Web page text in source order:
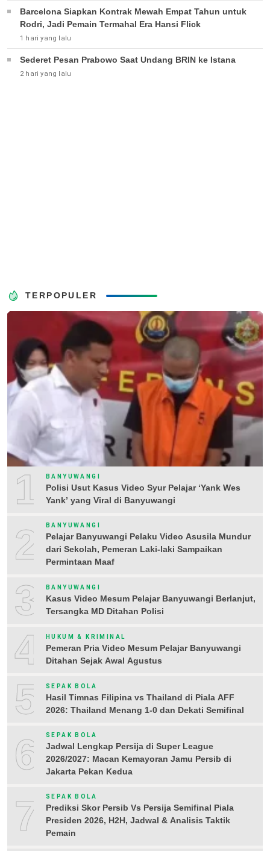
Barcelona Siapkan Kontrak Mewah Empat Tahun untuk
Rodri, Jadi Pemain Termahal Era Hansi Flick
1 hari yang lalu
Sederet Pesan Prabowo Saat Undang BRIN ke Istana
2 hari yang lalu
TERPOPULER
1 BANYUWANGI
Polisi Usut Kasus Video Syur Pelajar ‘Yank Wes
Yank’ yang Viral di Banyuwangi
2 BANYUWANGI
Pelajar Banyuwangi Pelaku Video Asusila Mundur
dari Sekolah, Pemeran Laki-laki Sampaikan
Permintaan Maaf
3 BANYUWANGI
Kasus Video Mesum Pelajar Banyuwangi Berlanjut,
Tersangka MD Ditahan Polisi
4 HUKUM & KRIMINAL
Pemeran Pria Video Mesum Pelajar Banyuwangi
Ditahan Sejak Awal Agustus
5 SEPAK BOLA
Hasil Timnas Filipina vs Thailand di Piala AFF
2026: Thailand Menang 1-0 dan Dekati Semifinal
6 SEPAK BOLA
Jadwal Lengkap Persija di Super League
2026/2027: Macan Kemayoran Jamu Persib di
Jakarta Pekan Kedua
7 SEPAK BOLA
Prediksi Skor Persib Vs Persija Semifinal Piala
Presiden 2026, H2H, Jadwal & Analisis Taktik
Pemain